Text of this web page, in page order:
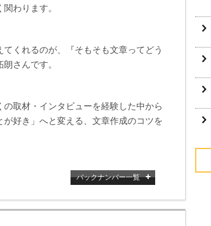
わります。
くれるのが、『そもそも文章ってどう
さんです。
取材・インタビューを経験した中から
好き」へと変える、文章作成のコツを
バックナンバー一覧